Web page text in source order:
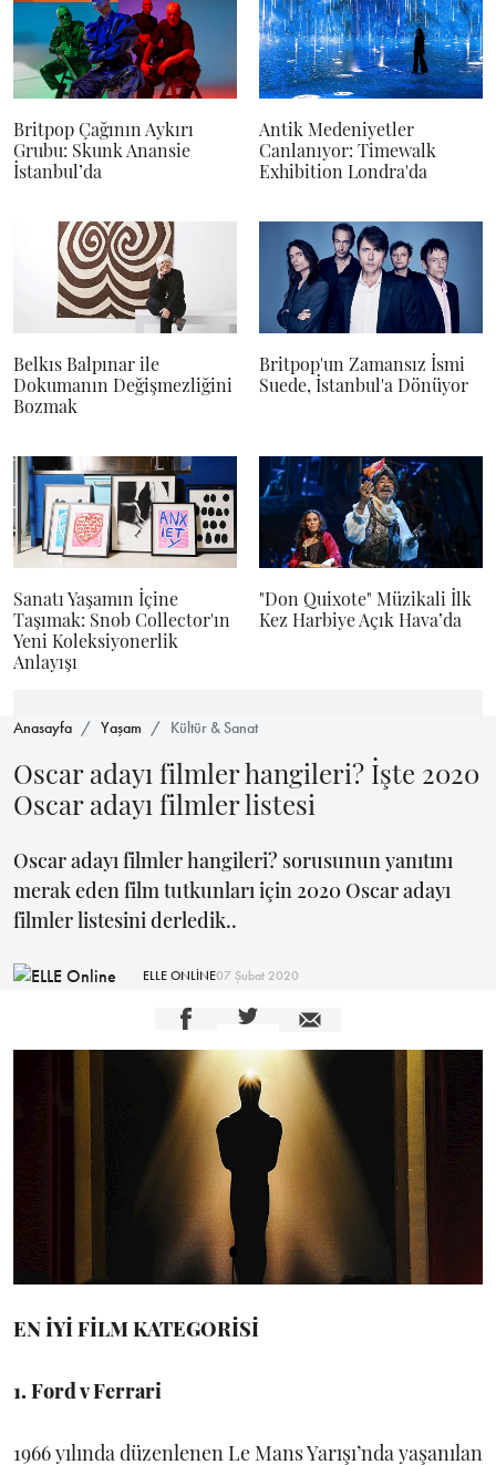
Britpop Çağının Aykırı
Grubu: Skunk Anansie
İstanbul’da
Antik Medeniyetler
Canlanıyor: Timewalk
Exhibition Londra'da
Belkıs Balpınar ile
Dokumanın Değişmezliğini
Bozmak
Britpop'un Zamansız İsmi
Suede, İstanbul'a Dönüyor
Sanatı Yaşamın İçine
Taşımak: Snob Collector'ın
Yeni Koleksiyonerlik
Anlayışı
"Don Quixote" Müzikali İlk
Kez Harbiye Açık Hava’da
Anasayfa Yaşam Kültür & Sanat
Oscar adayı filmler hangileri? İşte 2020
Oscar adayı filmler listesi
Oscar adayı filmler hangileri? sorusunun yanıtını
merak eden film tutkunları için 2020 Oscar adayı
filmler listesini derledik..
ELLE ONLİNE07 Şubat 2020
EN İYİ FİLM KATEGORİSİ
1. Ford v Ferrari
1966 yılında düzenlenen Le Mans Yarışı’nda yaşanılan